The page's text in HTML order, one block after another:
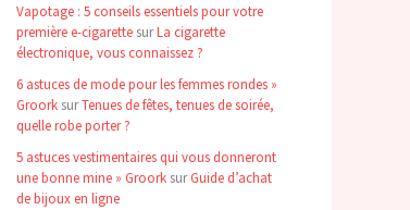
Vapotage : 5 conseils essentiels pour votre
première e-cigarette surLa cigarette
électronique, vous connaissez ?
6 astuces de mode pour les femmes rondes »
Groork surTenues de fêtes, tenues de soirée,
quelle robe porter ?
5 astuces vestimentaires qui vous donneront
une bonne mine » Groork surGuide d’achat
de bijoux en ligne